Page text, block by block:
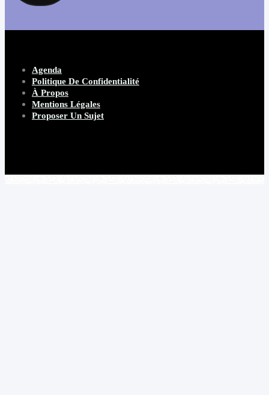
Agenda
Politique De Confidentialité
À Propos
Mentions Légales
Proposer Un Sujet